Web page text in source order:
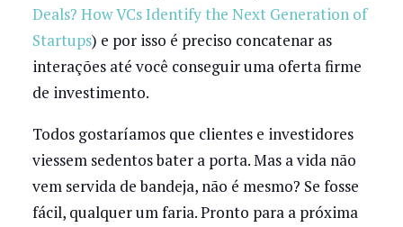
Deals? How VCs Identify the Next Generation of
Startups) e por isso é preciso concatenar as
interações até você conseguir uma oferta firme
de investimento.
Todos gostaríamos que clientes e investidores
viessem sedentos bater a porta. Mas a vida não
vem servida de bandeja, não é mesmo? Se fosse
fácil, qualquer um faria. Pronto para a próxima